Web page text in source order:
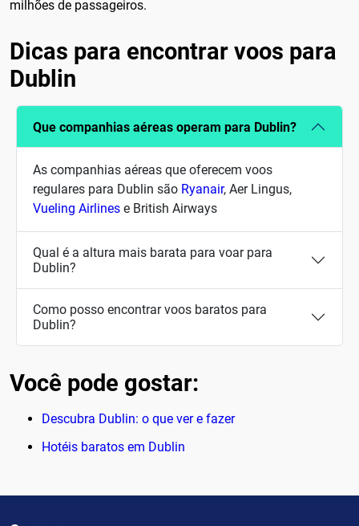
milhões de passageiros.
Dicas para encontrar voos para
Dublin
Que companhias aéreas operam para Dublin?
As companhias aéreas que oferecem voos
regulares para Dublin são Ryanair, Aer Lingus,
Vueling Airlines e British Airways
Qual é a altura mais barata para voar para
Dublin?
Como posso encontrar voos baratos para
Dublin?
Você pode gostar:
Descubra Dublin: o que ver e fazer
Hotéis baratos em Dublin